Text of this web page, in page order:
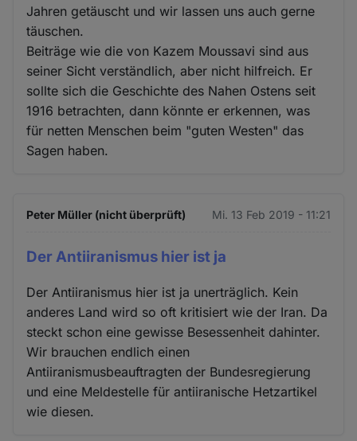
Jahren getäuscht und wir lassen uns auch gerne
täuschen.
Beiträge wie die von Kazem Moussavi sind aus
seiner Sicht verständlich, aber nicht hilfreich. Er
sollte sich die Geschichte des Nahen Ostens seit
1916 betrachten, dann könnte er erkennen, was
für netten Menschen beim "guten Westen" das
Sagen haben.
Peter Müller (nicht überprüft) Mi. 13 Feb 2019 - 11:21
Der Antiiranismus hier ist ja
Der Antiiranismus hier ist ja unerträglich. Kein
anderes Land wird so oft kritisiert wie der Iran. Da
steckt schon eine gewisse Besessenheit dahinter.
Wir brauchen endlich einen
Antiiranismusbeauftragten der Bundesregierung
und eine Meldestelle für antiiranische Hetzartikel
wie diesen.